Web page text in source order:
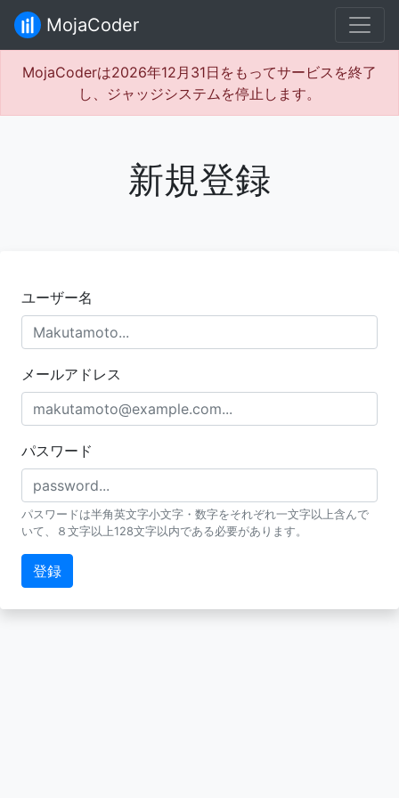
MojaCoder
MojaCoderは2026年12月31日をもってサービスを終了
し、ジャッジシステムを停止します。
新規登録
ユーザー名
メールアドレス
パスワード
パスワードは半角英文字小文字・数字をそれぞれ一文字以上含んで
いて、８文字以上128文字以内である必要があります。
登録